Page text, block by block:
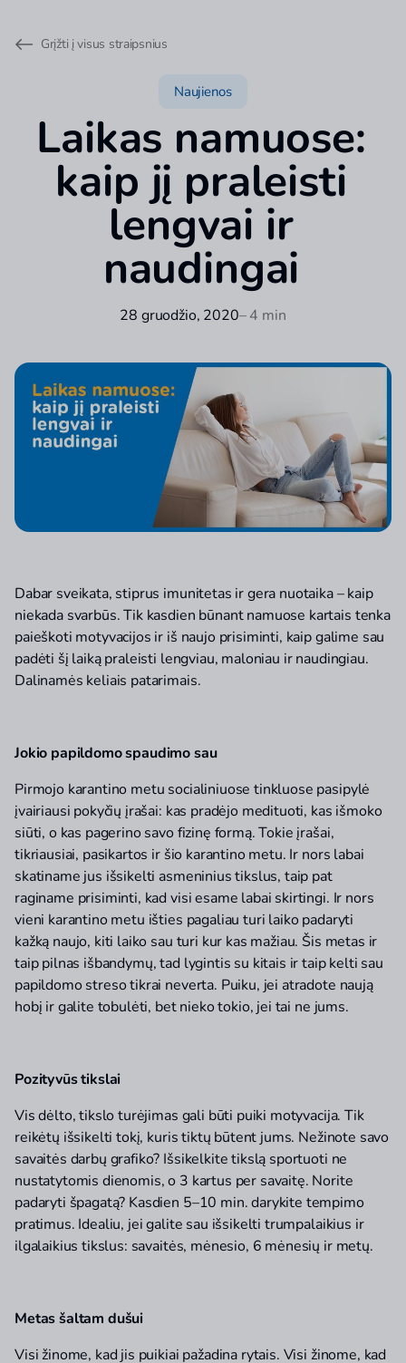
Grįžti į visus straipsnius
Naujienos
Laikas namuose:
kaip jį praleisti
lengvai ir
naudingai
28 gruodžio, 2020– 4 min
Dabar sveikata, stiprus imunitetas ir gera nuotaika – kaip
niekada svarbūs. Tik kasdien būnant namuose kartais tenka
paieškoti motyvacijos ir iš naujo prisiminti, kaip galime sau
padėti šį laiką praleisti lengviau, maloniau ir naudingiau.
Dalinamės keliais patarimais.
Jokio papildomo spaudimo sau
Pirmojo karantino metu socialiniuose tinkluose pasipylė
įvairiausi pokyčių įrašai: kas pradėjo medituoti, kas išmoko
siūti, o kas pagerino savo fizinę formą. Tokie įrašai,
tikriausiai, pasikartos ir šio karantino metu. Ir nors labai
skatiname jus išsikelti asmeninius tikslus, taip pat
raginame prisiminti, kad visi esame labai skirtingi. Ir nors
vieni karantino metu išties pagaliau turi laiko padaryti
kažką naujo, kiti laiko sau turi kur kas mažiau. Šis metas ir
taip pilnas išbandymų, tad lygintis su kitais ir taip kelti sau
papildomo streso tikrai neverta. Puiku, jei atradote naują
hobį ir galite tobulėti, bet nieko tokio, jei tai ne jums.
Pozityvūs tikslai
Vis dėlto, tikslo turėjimas gali būti puiki motyvacija. Tik
reikėtų išsikelti tokį, kuris tiktų būtent jums. Nežinote savo
savaitės darbų grafiko? Išsikelkite tikslą sportuoti ne
nustatytomis dienomis, o 3 kartus per savaitę. Norite
padaryti špagatą? Kasdien 5–10 min. darykite tempimo
pratimus. Idealiu, jei galite sau išsikelti trumpalaikius ir
ilgalaikius tikslus: savaitės, mėnesio, 6 mėnesių ir metų.
Metas šaltam dušui
Visi žinome, kad jis puikiai pažadina rytais. Visi žinome, kad